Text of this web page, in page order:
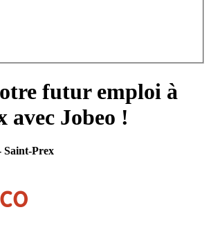
futur emploi à
avec Jobeo !
Saint-Prex